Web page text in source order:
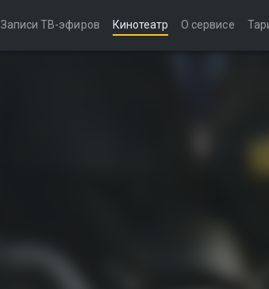
Записи ТВ-эфиров Кинотеатр О сервисе